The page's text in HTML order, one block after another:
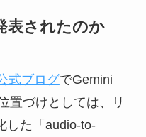
表されたのか
式ブログでGemini
置づけとしては、リ
した「audio-to-